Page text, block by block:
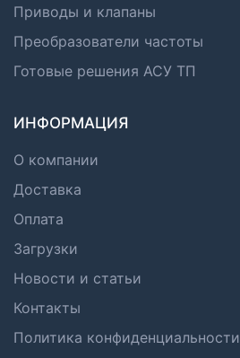
Приводы и клапаны
Преобразователи частоты
Готовые решения АСУ ТП
ИНФОРМАЦИЯ
О компании
Доставка
Оплата
Загрузки
Новости и статьи
Контакты
Политика конфиденциальности